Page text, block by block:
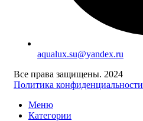
aqualux.su@yandex.ru
Все права защищены. 2024
Политика конфиденциальности
Меню
Категории